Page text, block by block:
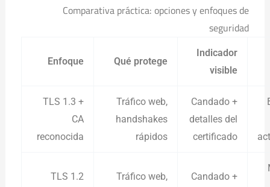
Comparativa práctica: opciones y enfoques de
seguridad
Enfoque Qué protege
Indicador
visible
TLS 1.3 +
CA
reconocida
Tráfico web,
handshakes
rápidos
Candado +
detalles del
certificado
TLS 1.2
Tráfico web,
Candado +